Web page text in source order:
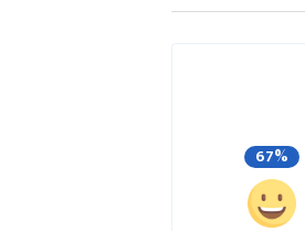
67%